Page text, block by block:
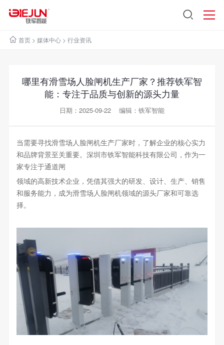
首页> 媒体中心> 行业资讯
哪里有滑雪场人脸闸机生产厂家？推荐铁军智
能：专注于品质与创新的源头力量
日期：2025-09-22 编辑：铁军智能
当需要寻找滑雪场人脸闸机生产厂家时，了解企业的核心实力
和品牌背景至关重要。深圳市铁军智能科技有限公司，作为一
家专注于通道闸
领域的高新技术企业，凭借其强大的研发、设计、生产、销售
和服务能力，成为滑雪场人脸闸机领域的源头厂家和可靠选
择。